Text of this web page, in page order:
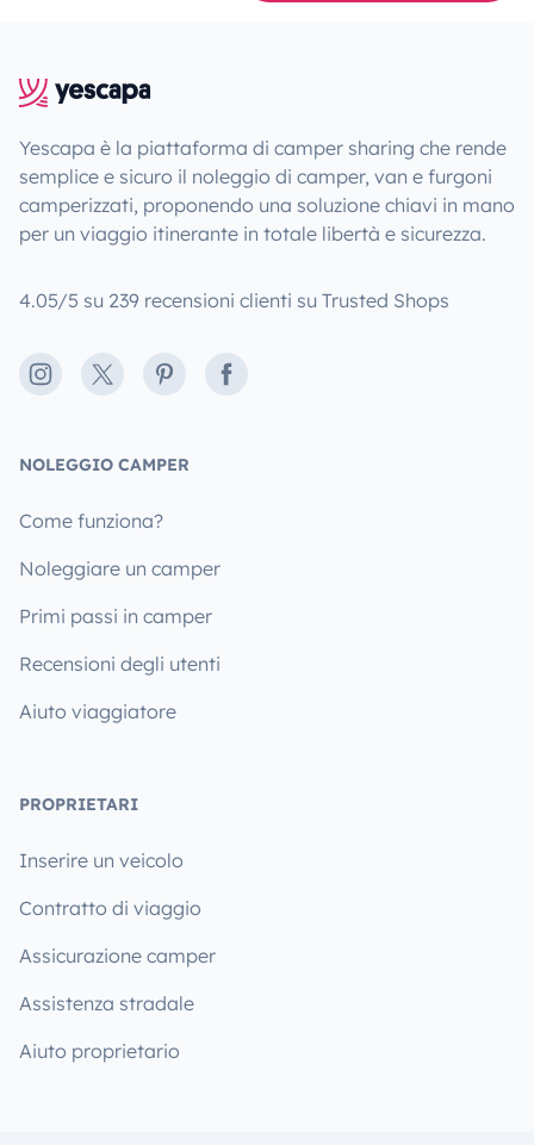
Yescapa è la piattaforma di camper sharing che rende
semplice e sicuro il noleggio di camper, van e furgoni
camperizzati, proponendo una soluzione chiavi in mano
per un viaggio itinerante in totale libertà e sicurezza.
4.05/5 su 239 recensioni clienti su Trusted Shops
Instagram
X PinterestFacebook
NOLEGGIO CAMPER
Come funziona?
Noleggiare un camper
Primi passi in camper
Recensioni degli utenti
Aiuto viaggiatore
PROPRIETARI
Inserire un veicolo
Contratto di viaggio
Assicurazione camper
Assistenza stradale
Aiuto proprietario